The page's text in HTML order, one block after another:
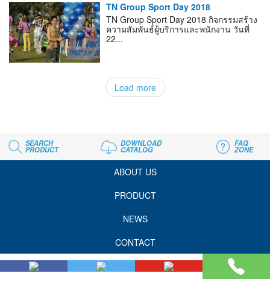
TN Group Sport Day 2018
TN Group Sport Day 2018 กิจกรรมสร้าง
ความสัมพันธ์ผู้บริการและพนักงาน วันที่
22...
Load more
SEARCH
PRODUCT
DOWNLOAD
CATALOG
FAQ
ZONE
ABOUT US
PRODUCT
NEWS
CONTACT